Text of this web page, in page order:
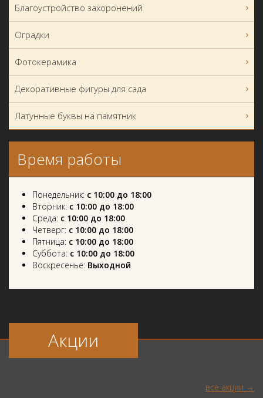
Благоустройство захоронений
Оградки
Фотокерамика
Декоративные фигуры для сада
Латунные буквы на памятник
Время работы
Понедельник: с 10:00 до 18:00
Вторник: с 10:00 до 18:00
Среда: с 10:00 до 18:00
Четверг: с 10:00 до 18:00
Пятница: с 10:00 до 18:00
Суббота: с 10:00 до 18:00
Воскресенье: Выходной
Акции
все акции